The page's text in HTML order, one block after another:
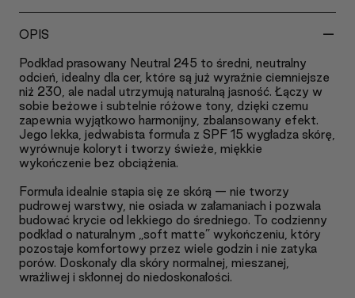
OPIS -
Podkład prasowany Neutral 245 to średni, neutralny
odcień, idealny dla cer, które są już wyraźnie ciemniejsze
niż 230, ale nadal utrzymują naturalną jasność. Łączy w
sobie beżowe i subtelnie różowe tony, dzięki czemu
zapewnia wyjątkowo harmonijny, zbalansowany efekt.
Jego lekka, jedwabista formuła z SPF 15 wygładza skórę,
wyrównuje koloryt i tworzy świeże, miękkie
wykończenie bez obciążenia.
Formuła idealnie stapia się ze skórą — nie tworzy
pudrowej warstwy, nie osiada w załamaniach i pozwala
budować krycie od lekkiego do średniego. To codzienny
podkład o naturalnym „soft matte” wykończeniu, który
pozostaje komfortowy przez wiele godzin i nie zatyka
porów. Doskonały dla skóry normalnej, mieszanej,
wrażliwej i skłonnej do niedoskonałości.